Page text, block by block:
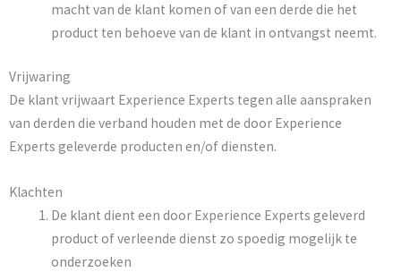
macht van de klant komen of van een derde die het
product ten behoeve van de klant in ontvangst neemt.
Vrijwaring
De klant vrijwaart Experience Experts tegen alle aanspraken
van derden die verband houden met de door Experience
Experts geleverde producten en/of diensten.
Klachten
De klant dient een door Experience Experts geleverd
product of verleende dienst zo spoedig mogelijk te
onderzoeken